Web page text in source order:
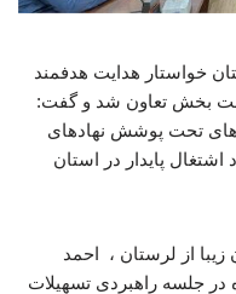
خواستار هدایت هدفمند
بخش تعاون شد و گفت:
تحت پوشش نهادهای
پایدار در استان
از لرستان ، احمد
در جلسه راهبردی تسهیلات